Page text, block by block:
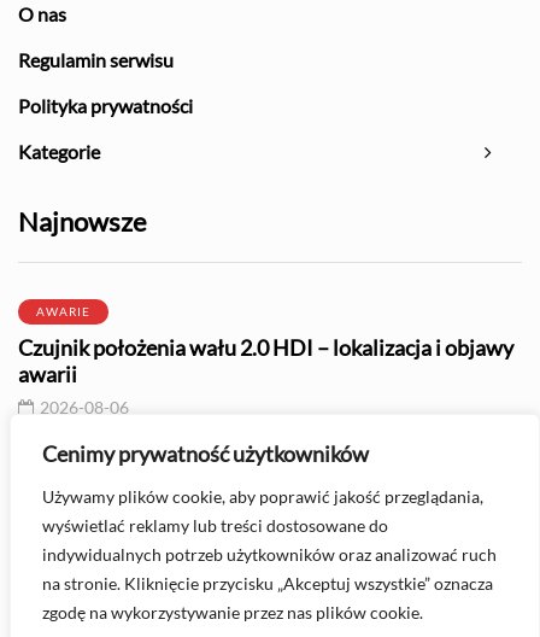
Cenimy prywatność użytkowników
Używamy plików cookie, aby poprawić jakość przeglądania,
wyświetlać reklamy lub treści dostosowane do
indywidualnych potrzeb użytkowników oraz analizować ruch
na stronie. Kliknięcie przycisku „Akceptuj wszystkie” oznacza
zgodę na wykorzystywanie przez nas plików cookie.
O nas
Regulamin serwisu
Polityka prywatności
Kategorie
Najnowsze
AWARIE
Czujnik położenia wału 2.0 HDI – lokalizacja i objawy
awarii
2026-08-06
Olej 0W30 - do jakich silników jest zalecany?
2026-08-06
Masz pytanie? Skontaktuj się z nami -